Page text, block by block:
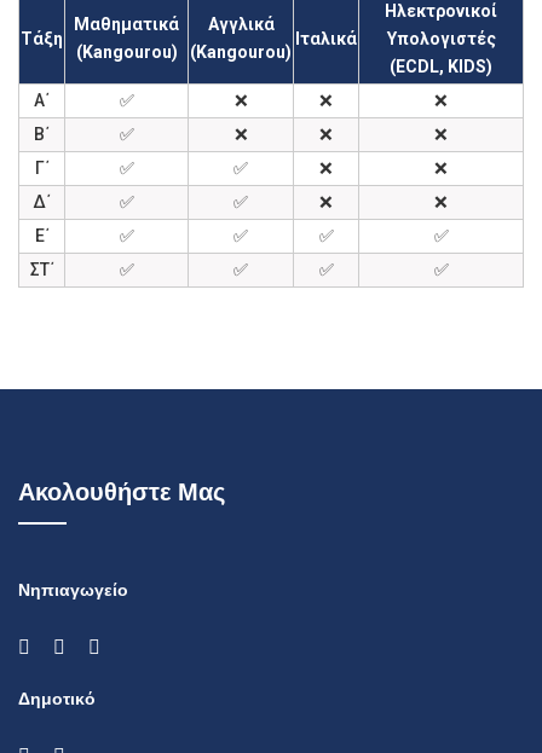
Τάξη
Μαθηματικά
(Kangourou)
Αγγλικά
(Kangourou)
Ιταλικά
Ηλεκτρονικοί
Υπολογιστές
(ECDL, KIDS)
Α΄
✅ ❌ ❌
❌
Β΄
✅ ❌ ❌
❌
Γ΄
✅ ✅ ❌
❌
Δ΄
✅ ✅ ❌
❌
Ε΄
✅ ✅ ✅
✅
ΣΤ΄
✅ ✅ ✅ ✅
Ακολουθήστε Μας
Νηπιαγωγείο
Δημοτικό